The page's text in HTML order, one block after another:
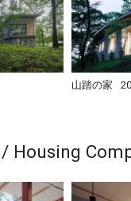
山踏の家
Housing